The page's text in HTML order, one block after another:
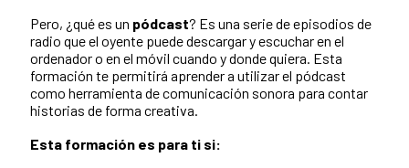
Pero, ¿qué es un pódcast? Es una serie de episodios de
radio que el oyente puede descargar y escuchar en el
ordenador o en el móvil cuando y donde quiera. Esta
formación te permitirá aprender a utilizar el pódcast
como herramienta de comunicación sonora para contar
historias de forma creativa.
Esta formación es para ti si: